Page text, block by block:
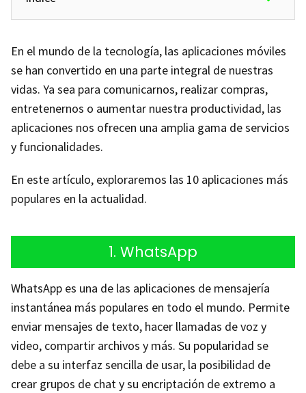
En el mundo de la tecnología, las aplicaciones móviles
se han convertido en una parte integral de nuestras
vidas. Ya sea para comunicarnos, realizar compras,
entretenernos o aumentar nuestra productividad, las
aplicaciones nos ofrecen una amplia gama de servicios
y funcionalidades.
En este artículo, exploraremos las 10 aplicaciones más
populares en la actualidad.
1. WhatsApp
WhatsApp es una de las aplicaciones de mensajería
instantánea más populares en todo el mundo. Permite
enviar mensajes de texto, hacer llamadas de voz y
video, compartir archivos y más. Su popularidad se
debe a su interfaz sencilla de usar, la posibilidad de
crear grupos de chat y su encriptación de extremo a